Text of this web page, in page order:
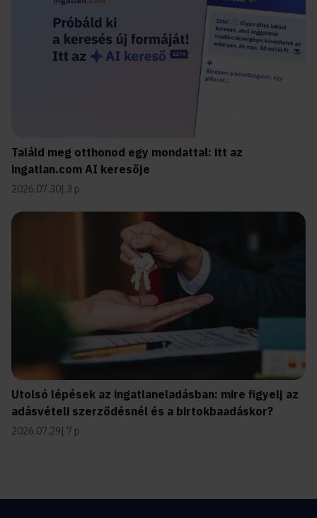
Találd meg otthonod egy mondattal: itt az
ingatlan.com AI keresője
2026.07.30 3 p
Utolsó lépések az ingatlaneladásban: mire figyelj az
adásvételi szerződésnél és a birtokbaadáskor?
2026.07.29 7 p